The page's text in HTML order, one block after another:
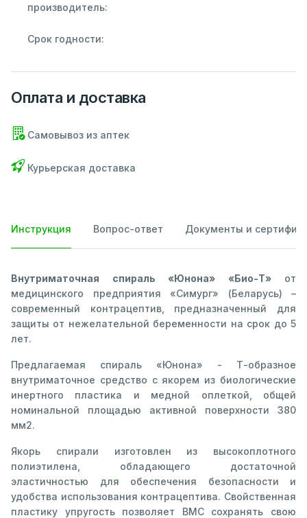
производитель:
Срок годности:
Оплата и доставка
Самовывоз из аптек
Курьерская доставка
Инструкция Вопрос-ответ Документы и
Внутриматочная спираль «Юнона» «Био-Т»от
медицинского предприятия «Симург» (Беларусь) –
современный контрацептив, предназначенный для
защиты от нежелательной беременности на срок до 5
лет.
Предлагаемая спираль «Юнона» - Т-образное
внутриматочное средство с якорем из биологические
инертного пластика и медной оплеткой, общей
номинальной площадью активной поверхности 380
мм2.
Якорь спирали изготовлен из высокоплотного
полиэтилена, обладающего достаточной
эластичностью для обеспечения безопасности и
удобства использования контрацептива. Свойственная
пластику упругость позволяет ВМС сохранять свою